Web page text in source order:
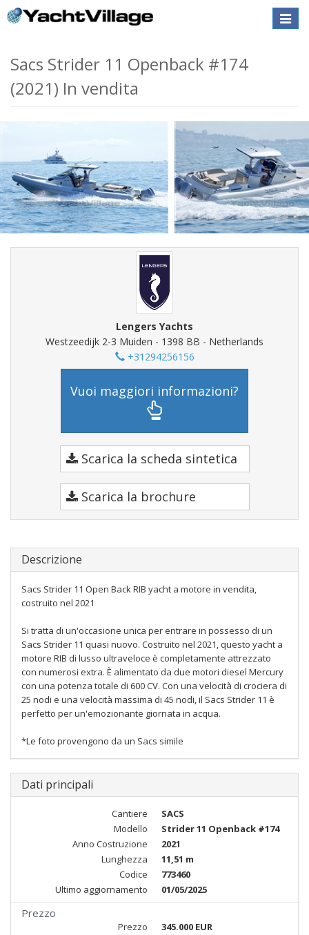
Toggle
Sacs Strider 11 Openback #174
(2021) In vendita
Lengers Yachts
Westzeedijk 2-3 Muiden - 1398 BB - Netherlands
+31294256156
Vuoi maggiori informazioni?
Scarica la scheda sintetica
Scarica la brochure
Descrizione
Sacs Strider 11 Open Back RIB yacht a motore in vendita,
costruito nel 2021
Si tratta di un'occasione unica per entrare in possesso di un
Sacs Strider 11 quasi nuovo. Costruito nel 2021, questo yacht a
motore RIB di lusso ultraveloce è completamente attrezzato
con numerosi extra. È alimentato da due motori diesel Mercury
con una potenza totale di 600 CV. Con una velocità di crociera di
25 nodi e una velocità massima di 45 nodi, il Sacs Strider 11 è
perfetto per un'emozionante giornata in acqua.
*Le foto provengono da un Sacs simile
Dati principali
Cantiere
SACS
Modello
Strider 11 Openback #174
Anno Costruzione
2021
Lunghezza
11,51 m
Codice
773460
Ultimo aggiornamento
01/05/2025
Prezzo
Prezzo
345.000 EUR